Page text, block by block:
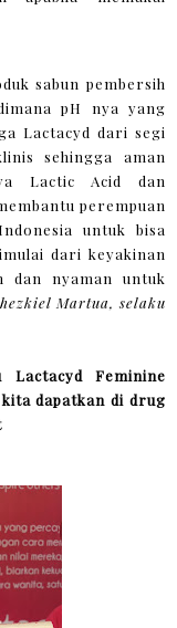
sabun pembersih
pH nya yang
Lactacyd dari segi
sehingga aman
Lactic Acid dan
perempuan
untuk bisa
dari keyakinan
dan nyaman untuk
Martua, selaku
Feminine
dapatkan di drug